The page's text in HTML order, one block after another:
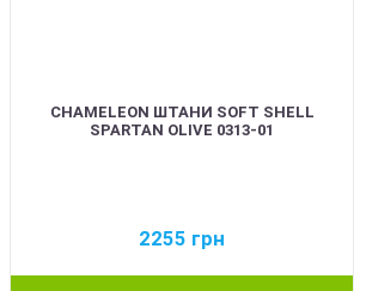
CHAMELEON ШТАНИ SOFT SHELL
SPARTAN OLIVE 0313-01
2255 грн